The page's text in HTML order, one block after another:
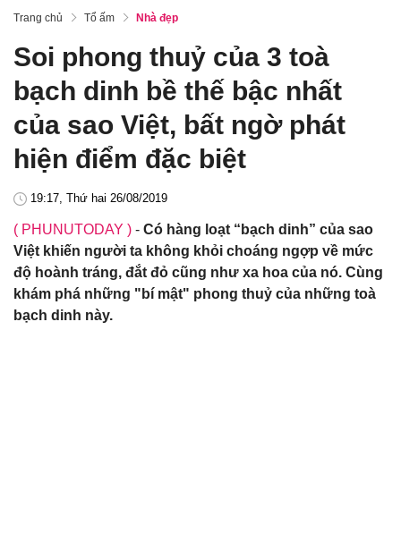
Trang chủ Tổ ấm Nhà đẹp
Soi phong thuỷ của 3 toà
bạch dinh bề thế bậc nhất
của sao Việt, bất ngờ phát
hiện điểm đặc biệt
19:17, Thứ hai 26/08/2019
( PHUNUTODAY ) - Có hàng loạt “bạch dinh” của sao
Việt khiến người ta không khỏi choáng ngợp về mức
độ hoành tráng, đắt đỏ cũng như xa hoa của nó. Cùng
khám phá những "bí mật" phong thuỷ của những toà
bạch dinh này.